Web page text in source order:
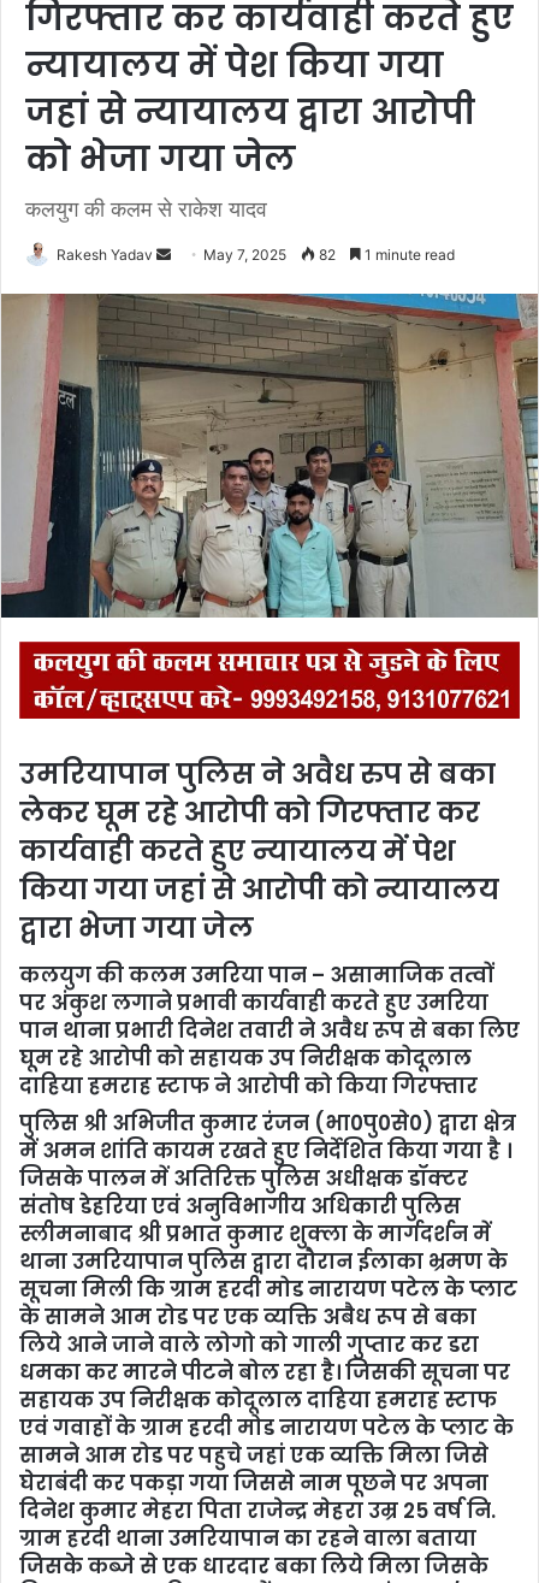
गिरफ्तार कर कार्यवाही करते हुए
न्यायालय में पेश किया गया
जहां से न्यायालय द्वारा आरोपी
को भेजा गया जेल
कलयुग की कलम से राकेश यादव
Rakesh Yadav
n
d
a
e
m
a
i
l
May 7, 2025 82 1 minute read
उमरियापान पुलिस ने अवैध रुप से बका
लेकर घूम रहे आरोपी को गिरफ्तार कर
कार्यवाही करते हुए न्यायालय में पेश
किया गया जहां से आरोपी को न्यायालय
द्वारा भेजा गया जेल
कलयुग की कलम उमरिया पान – असामाजिक तत्वों
पर अंकुश लगाने प्रभावी कार्यवाही करते हुए उमरिया
पान थाना प्रभारी दिनेश तवारी ने अवैध रूप से बका लिए
घूम रहे आरोपी को सहायक उप निरीक्षक कोदूलाल
दाहिया हमराह स्टाफ ने आरोपी को किया गिरफ्तार
पुलिस श्री अभिजीत कुमार रंजन (भा0पु0से0) द्वारा क्षेत्र
में अमन शांति कायम रखते हुए निर्देशित किया गया है ।
जिसके पालन में अतिरिक्त पुलिस अधीक्षक डॉक्टर
संतोष डेहरिया एवं अनुविभागीय अधिकारी पुलिस
स्लीमनाबाद श्री प्रभात कुमार शुक्ला के मार्गदर्शन में
थाना उमरियापान पुलिस द्वारा दौरान ईलाका भ्रमण के
सूचना मिली कि ग्राम हरदी मोड नारायण पटेल के प्लाट
के सामने आम रोड पर एक व्यक्ति अबैध रूप से बका
लिये आने जाने वाले लोगो को गाली गुप्तार कर डरा
धमका कर मारने पीटने बोल रहा है। जिसकी सूचना पर
सहायक उप निरीक्षक कोदूलाल दाहिया हमराह स्टाफ
एवं गवाहों के ग्राम हरदी मोड नारायण पटेल के प्लाट के
सामने आम रोड पर पहुचे जहां एक व्यक्ति मिला जिसे
घेराबंदी कर पकड़ा गया जिससे नाम पूछने पर अपना
दिनेश कुमार मेहरा पिता राजेन्द्र मेहरा उम्र 25 वर्ष नि.
ग्राम हरदी थाना उमरियापान का रहने वाला बताया
जिसके कब्जे से एक धारदार बका लिये मिला जिसके